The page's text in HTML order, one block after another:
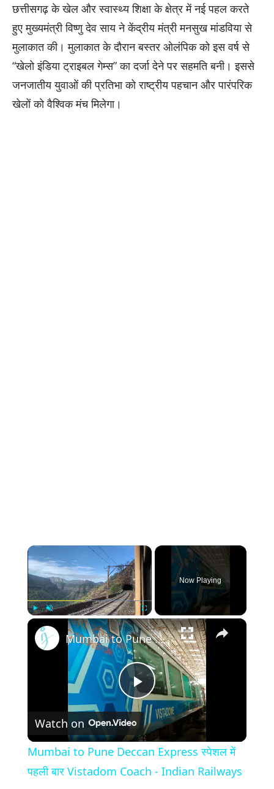
छत्तीसगढ़ के खेल और स्वास्थ्य शिक्षा के क्षेत्र में नई पहल करते
हुए मुख्यमंत्री विष्णु देव साय ने केंद्रीय मंत्री मनसुख मांडविया से
मुलाकात की। मुलाकात के दौरान बस्तर ओलंपिक को इस वर्ष से
“खेलो इंडिया ट्राइबल गेम्स” का दर्जा देने पर सहमति बनी। इससे
जनजातीय युवाओं की प्रतिभा को राष्ट्रीय पहचान और पारंपरिक
खेलों को वैश्विक मंच मिलेगा।
×
Unmute Fullscreen
Now Playing
×
Play
Video
Mumbai to Pune Deccan Express स्पेशल में पहली बार Vistadom Coach - Indian Railways
Watch on
Mumbai to Pune Deccan Express स्पेशल में
पहली बार Vistadom Coach - Indian Railways